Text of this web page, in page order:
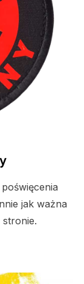
jak ważna
stronie.